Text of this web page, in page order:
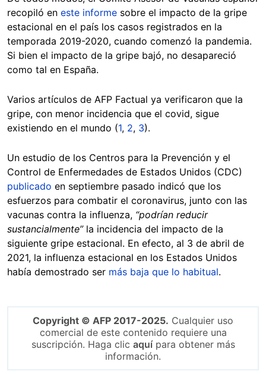
recopiló en este informe sobre el impacto de la gripe
estacional en el país los casos registrados en la
temporada 2019-2020, cuando comenzó la pandemia.
Si bien el impacto de la gripe bajó, no desapareció
como tal en España.
Varios artículos de AFP Factual ya verificaron que la
gripe, con menor incidencia que el covid, sigue
existiendo en el mundo (1, 2, 3).
Un estudio de los Centros para la Prevención y el
Control de Enfermedades de Estados Unidos (CDC)
publicado en septiembre pasado indicó que los
esfuerzos para combatir el coronavirus, junto con las
vacunas contra la influenza, “podrían reducir
sustancialmente”la incidencia del impacto de la
siguiente gripe estacional. En efecto, al 3 de abril de
2021, la influenza estacional en los Estados Unidos
había demostrado ser más baja que lo habitual.
Copyright © AFP 2017-2025. Cualquier uso
comercial de este contenido requiere una
suscripción. Haga clic aquípara obtener más
información.